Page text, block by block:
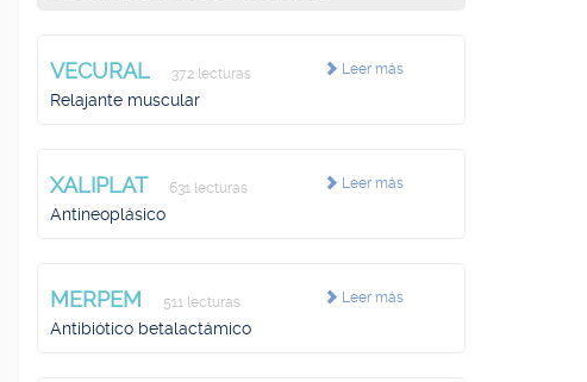
Leer más
VECURAL 372 lecturas
Relajante muscular
Leer más
XALIPLAT 631 lecturas
Antineoplásico
Leer más
MERPEM 511 lecturas
Antibiótico betalactámico